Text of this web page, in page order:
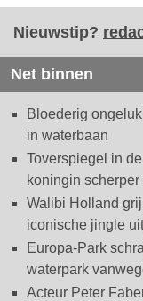
Nieuwstip?
Net binnen
Bloederig
in waterbaan
Toverspiegel in
koningin
Walibi Holland
iconische jingle
Europa-Park
waterpark
Acteur Peter